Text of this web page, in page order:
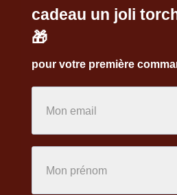
cadeau un joli
🎁
pour votre première